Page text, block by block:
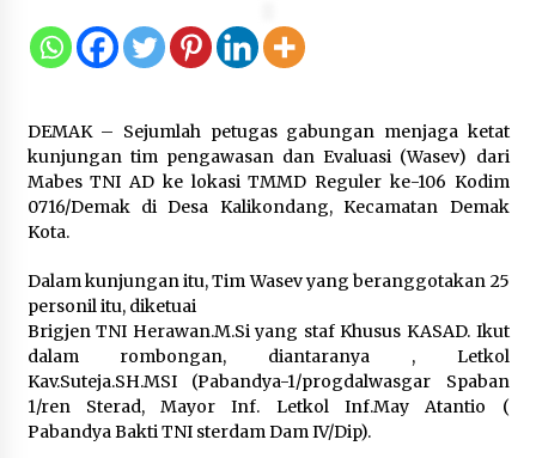
Pendirian Perseroan Perorangan
bagi Pelaku Usaha di Maluku Utara
Wagub Malut Apresiasi
Pendampingan Layanan Hukum
9 Agustus 2026
Kemenkum Malut Semarakkan HUT
RI dan Hari Pengayoman ke-81
melalui Fun Walk di Ternate
9 Agustus 2026
DEMAK – Sejumlah petugas gabungan menjaga ketat
kunjungan tim pengawasan dan Evaluasi (Wasev) dari
Mabes TNI AD ke lokasi TMMD Reguler ke-106 Kodim
0716/Demak di Desa Kalikondang, Kecamatan Demak
Kota.
Dalam kunjungan itu, Tim Wasev yang beranggotakan 25
personil itu, diketuai
Brigjen TNI Herawan.M.Si yang staf Khusus KASAD. Ikut
dalam rombongan, diantaranya , Letkol
Kav.Suteja.SH.MSI (Pabandya-1/progdalwasgar Spaban
1/ren Sterad, Mayor Inf. Letkol Inf.May Atantio (
Pabandya Bakti TNI sterdam Dam IV/Dip).